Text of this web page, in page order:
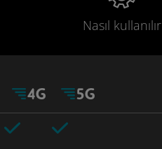
Nasıl kullanılır